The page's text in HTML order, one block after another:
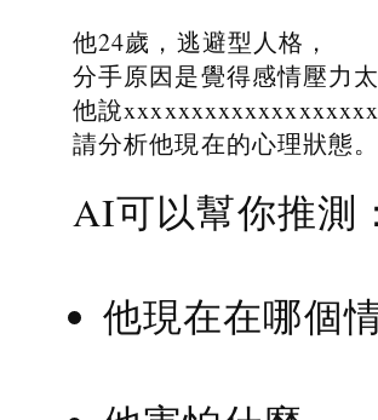
他24歲，逃避型人格，
分手原因是覺得感情壓力太
他說
請分析他現在的心理狀態。
AI可以幫你推測：
他現在在哪個